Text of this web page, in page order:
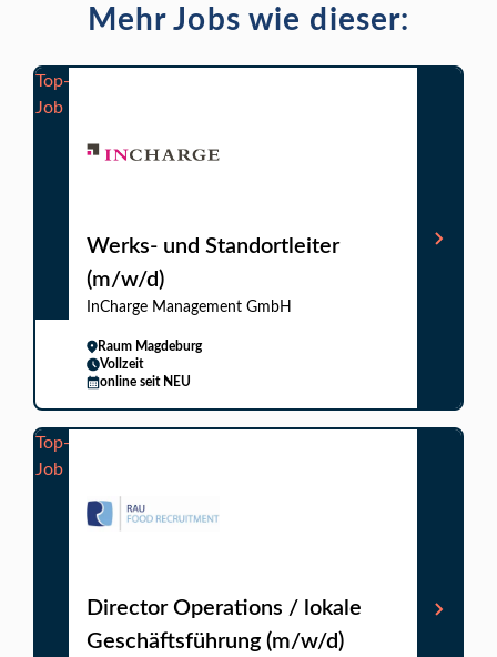
Mehr Jobs wie dieser:
Top-
Job
Werks- und Standortleiter
(m/w/d)
InCharge Management GmbH
Raum Magdeburg
Vollzeit
online seit NEU
Top-
Job
Director Operations / lokale
Geschäftsführung (m/w/d)